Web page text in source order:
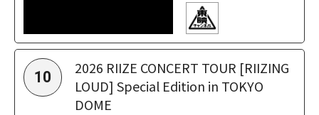
10
2026 RIIZE CONCERT TOUR [RIIZING
LOUD] Special Edition in TOKYO
DOME